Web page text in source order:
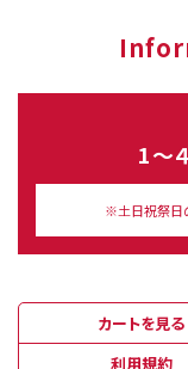
1～
※土日祝祭日
カートを見る
利用規約